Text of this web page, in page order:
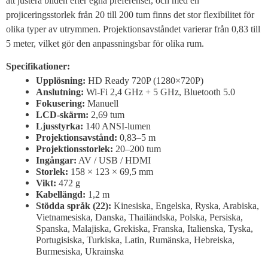
projiceringsstorlek från 20 till 200 tum finns det stor flexibilitet för
olika typer av utrymmen. Projektionsavståndet varierar från 0,83 till
5 meter, vilket gör den anpassningsbar för olika rum.
Specifikationer:
Upplösning: HD Ready 720P (1280×720P)
Anslutning: Wi-Fi 2,4 GHz + 5 GHz, Bluetooth 5.0
Fokusering: Manuell
LCD-skärm: 2,69 tum
Ljusstyrka: 140 ANSI-lumen
Projektionsavstånd: 0,83–5 m
Projektionsstorlek: 20–200 tum
Ingångar: AV / USB / HDMI
Storlek: 158 × 123 × 69,5 mm
Vikt: 472 g
Kabellängd: 1,2 m
Stödda språk (22): Kinesiska, Engelska, Ryska, Arabiska,
Vietnamesiska, Danska, Thailändska, Polska, Persiska,
Spanska, Malajiska, Grekiska, Franska, Italienska, Tyska,
Portugisiska, Turkiska, Latin, Rumänska, Hebreiska,
Burmesiska, Ukrainska